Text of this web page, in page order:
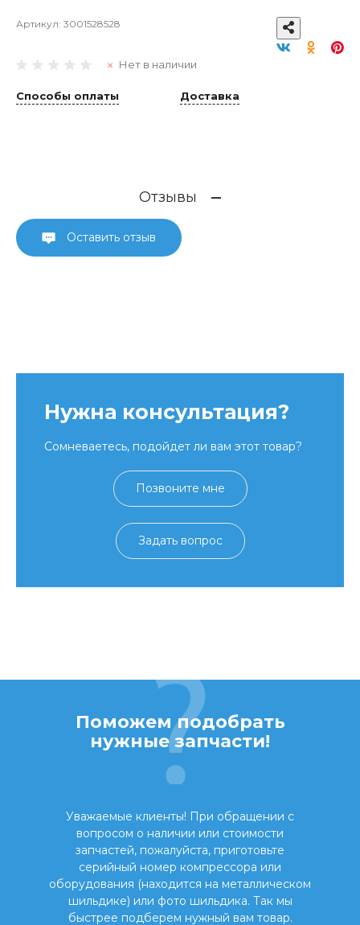
Артикул: 3001528528
Нет в наличии
Способы оплаты Доставка
Отзывы
Оставить отзыв
Нужна консультация?
Сомневаетесь, подойдет ли вам этот товар?
Позвоните мне
Задать вопрос
Поможем подобрать
нужные запчасти!
Уважаемые клиенты! При обращении с
вопросом о наличии или стоимости
запчастей, пожалуйста, приготовьте
серийный номер компрессора или
оборудования (находится на металлическом
шильдике) или фото шильдика. Так мы
быстрее подберем нужный вам товар.